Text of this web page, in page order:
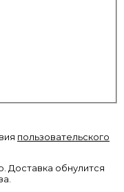
пользовательского
Доставка обнулится